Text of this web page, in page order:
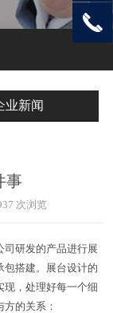
业新闻
事
次浏览
研发的产品进行展
包搭建。展台设计的
现，处理好每一个细
的关系：